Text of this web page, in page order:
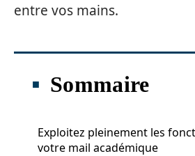
entre vos mains.
Sommaire
Exploitez pleinement les
votre mail académique